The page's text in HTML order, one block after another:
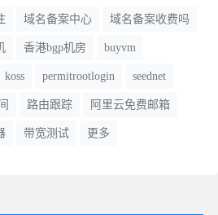
域名备案中心 域名备案收费吗
香港bgp机房 buyvm
koss permitrootlogin seednet
路由跟踪 阿里云免费邮箱
带宽测试 更多